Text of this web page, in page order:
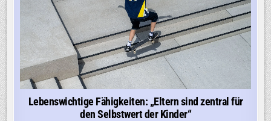
LEBENSZEIT
GEWINNEN
Lebenswichtige Fähigkeiten: „Eltern sind zentral für
den Selbstwert der Kinder“